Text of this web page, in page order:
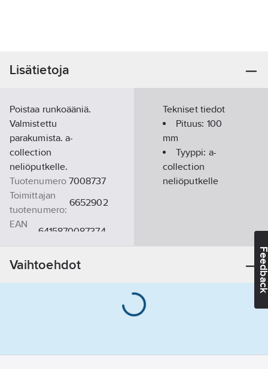
Lisätietoja
Poistaa runkoääniä.
Valmistettu
parakumista. a-
collection
neliöputkelle.
Tuotenumero 7008737
Toimittajan
tuotenumero:
6652902
EAN
6415870087374
Tekniset tiedot
Pituus: 100
mm
Tyyppi: a-
collection
neliöputkelle
Vaihtoehdot